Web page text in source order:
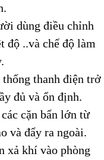
dùng điều chỉnh
độ ..và chế độ làm
thanh điện trở
đủ và ổn định.
cặn bẩn lớn từ
và đẩy ra ngoài.
xả khí vào phòng